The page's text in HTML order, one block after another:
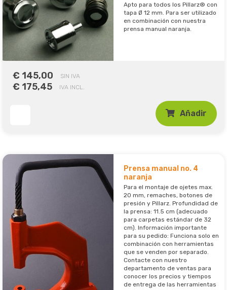
Apto para todos los Pillarz® con
tapa Ø 12 mm. Para ser utilizado
en combinación con nuestra
prensa manual naranja.
€ 145,00 SIN IVA
€ 175,45 IVA INCL.
Añadir
Prensa manual no. 4
naranja
Para el montaje de ojetes max.
20 mm, remaches, botones de
presión y Pillarz. Profundidad de
la prensa: 11.5 cm (adecuado
para carpetas estándar de 32
cm). Información importante
para su pedido: Funciona solo en
combinación con herramientas
que se venden por separado.
Contacte con nuestro
departamento de ventas para
conocer los precios y tiempos
de entrega de las herramientas